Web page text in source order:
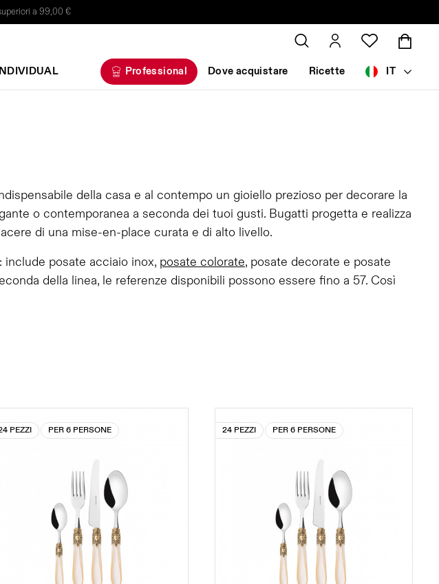
a 99,00 €
Professional Dove acquistare Ricette IT
della casa e al contempo un gioiello prezioso per decorare la
o contemporanea a seconda dei tuoi gusti. Bugatti progetta e realizza
di una mise-en-place curata e di alto livello.
include posate acciaio inox, posate colorate, posate decorate e posate
della linea, le referenze disponibili possono essere fino a 57. Così
PEZZI PER 6 PERSONE 24 PEZZI PER 6 PERSONE